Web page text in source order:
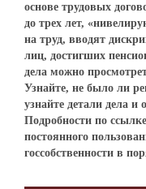
основе трудовых
до трех лет,
на труд, вводят
лиц, достигших
дела можно
Узнайте, не было ли
узнайте детали дела и
Подробности по
постоянного
госсобственности в